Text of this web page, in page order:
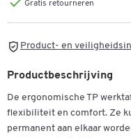
Gratis retourneren
Product- en
Productbeschrijving
De ergonomische TP
flexibiliteit en comfort. Ze
permanent aan elkaar